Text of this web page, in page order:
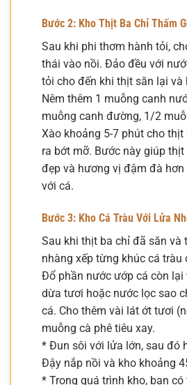
Bước 2: Kho Thịt Ba Chỉ Thấm
Sau khi phi thơm hành tỏi,
thái vào nồi. Đảo đều với
tỏi cho đến khi thịt săn lại và
Nêm thêm 1 muỗng canh
muỗng canh đường, 1/2
Xào khoảng 5-7 phút cho
ra bớt mỡ. Bước này giúp
đẹp và hương vị đậm đà hơn
với cá.
Bước 3: Kho Cá Tràu Với Lửa
Sau khi thịt ba chỉ đã săn và
nhàng xếp từng khúc cá tràu
Đổ phần nước ướp cá còn lại
dừa tươi hoặc nước lọc sao
cá. Cho thêm vài lát ớt tươi
muỗng cà phê tiêu xay.
* Đun sôi với lửa lớn, sau đó
Đậy nắp nồi và kho khoảng
* Trong quá trình kho, bạn